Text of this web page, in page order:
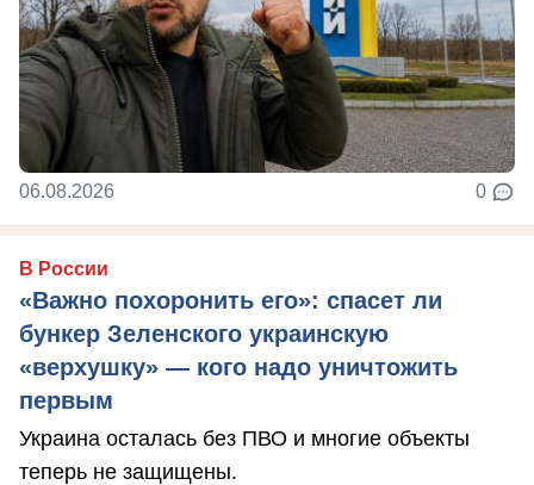
06.08.2026 0
В России
«Важно похоронить его»: спасет ли
бункер Зеленского украинскую
«верхушку» — кого надо уничтожить
первым
Украина осталась без ПВО и многие объекты
теперь не защищены.